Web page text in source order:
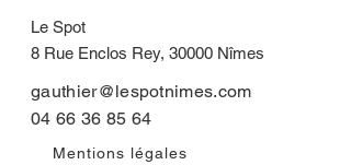
Le Spot
8 Rue Enclos Rey, 30000 Nîmes
gauthier@lespotnimes.com
04 66 36 85 64
Mentions légales